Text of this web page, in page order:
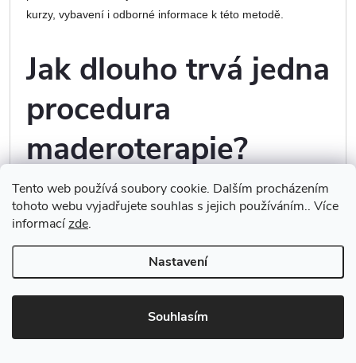
Tento web používá soubory cookie. Dalším procházením
tohoto webu vyjadřujete souhlas s jejich používáním.. Více
informacízde.
Nastavení
Souhlasím
kurzy, vybavení i odborné informace k této metodě.
Jak dlouho trvá jedna
procedura
maderoterapie?
Délka procedury závisí na rozsahu ošetření, typu
maderoterapie a konkrétních partiích.
maderoterapie těla: přibližně 45–90 minut,